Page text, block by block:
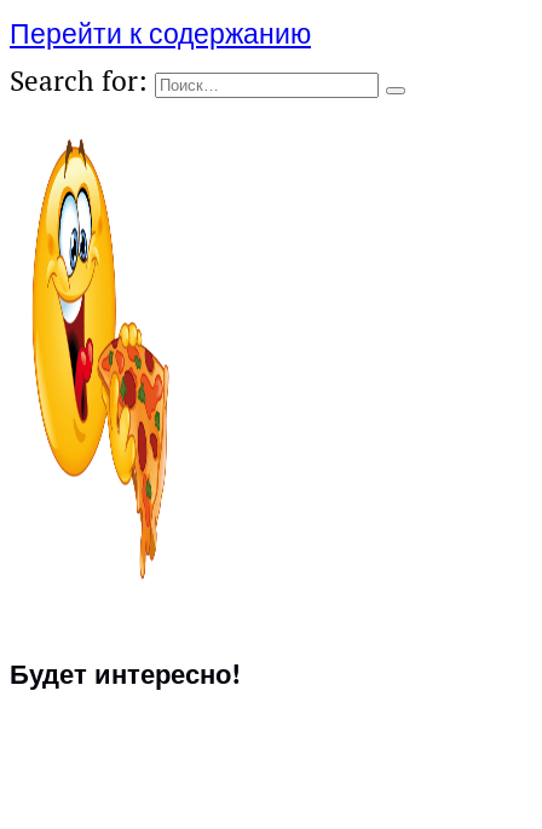
Перейти к содержанию
Search for:
Будет интересно!